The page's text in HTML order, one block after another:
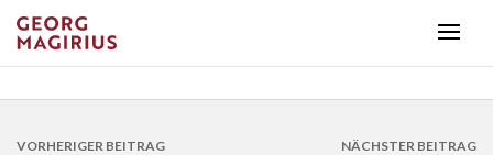
VORHERIGER BEITRAG NÄCHSTER BEITRAG